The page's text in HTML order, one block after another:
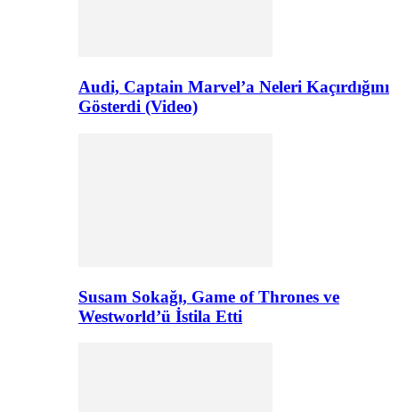
Audi, Captain Marvel’a Neleri Kaçırdığını
Gösterdi (Video)
Susam Sokağı, Game of Thrones ve
Westworld’ü İstila Etti